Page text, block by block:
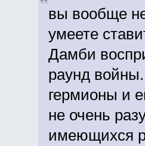
вы вообще
умеете
Дамби
раунд
гермионы и
не очень
имеющихся